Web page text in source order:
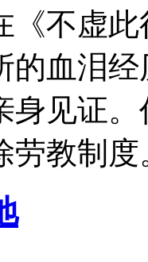
《不虚
的血泪
身见证
教制度